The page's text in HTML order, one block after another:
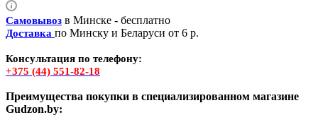
Самовывоз в Минске - бесплатно
Доставка по Минску и Беларуси от 6 р.
Консультация по телефону:
+375 (44) 551-82-18
Преимущества покупки в специализированном магазине
Gudzon.by: